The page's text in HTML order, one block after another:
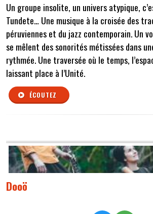
Un groupe insolite, un univers atypique,
Tundete… Une musique à la croisée des
péruviennes et du jazz contemporain. Un
se mêlent des sonorités métissées dans
rythmée. Une traversée où le temps,
laissant place à l’Unité.
ÉCOUTEZ
Dooö